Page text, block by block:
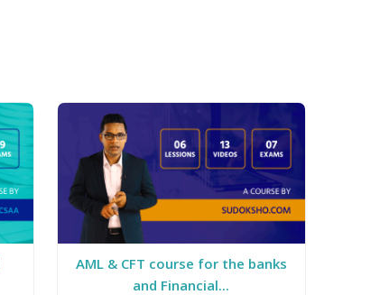
AML & CFT course for the banks
and Financial...